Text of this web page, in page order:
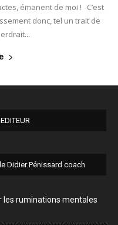
émanent de moi ! C’est
donc, tel un trait de
Didier Pénissard coach
les ruminations mentales